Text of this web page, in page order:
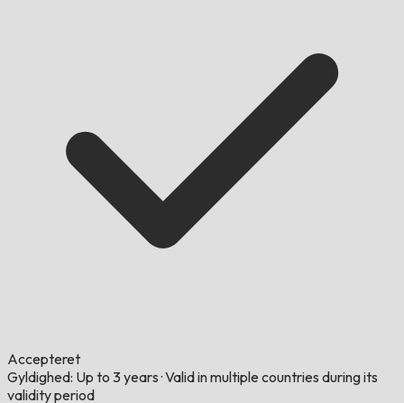
Accepteret
Gyldighed: Up to 3 years ·Valid in multiple countries during its
validity period